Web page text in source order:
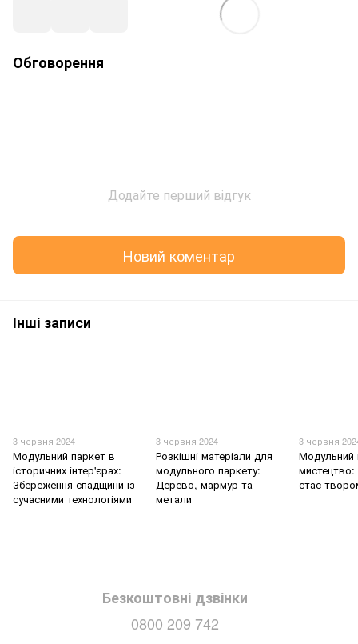
Обговорення
Додайте перший відгук
Новий коментар
Інші записи
3 червня 2024
Модульний паркет в
історичних інтер'єрах:
Збереження спадщини із
сучасними технологіями
3 червня 2024
Розкішні матеріали для
модульного паркету:
Дерево, мармур та
метали
3 червня
Модульний
мистецтво:
стає
Безкоштовні дзвінки
0800 209 742